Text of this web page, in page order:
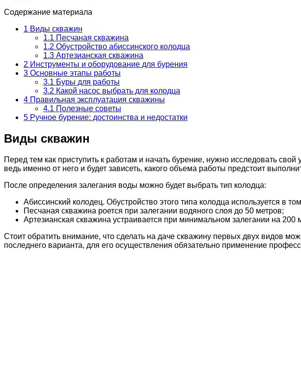
Содержание материала
1 Виды скважин
1.1 Песчаная скважина
1.2 Обустройство абиссинского колодца
1.3 Артезианская скважина
2 Инструменты и оборудование для бурения
3 Основные этапы работы
3.1 Буры для работы
3.2 Какой насос выбрать для колодца
4 Правильная эксплуатация скважины
4.1 Полезные советы
5 Ручное бурение: достоинства и недостатки
Виды скважин
Перед тем как приступить к работам и начать бурение, нужно исследовать
ведь именно от него и будет зависеть, какого объема работы предстоит
После определения залегания воды можно будет выбрать тип колодца:
Абиссинский колодец. Обустройство этого типа колодца используется в
Песчаная скважина роется при залегании водяного слоя до 50 метров;
Артезианская скважина устраивается при минимальном залегании на 200
Стоит обратить внимание, что сделать на даче скважину первых двух видов
последнего варианта, для его осуществления обязательно применение